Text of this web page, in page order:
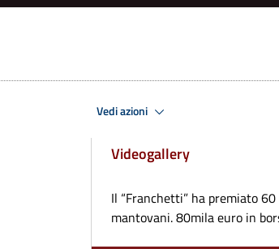
Vedi azioni
Videogallery
Il “Franchetti” ha premiato
mantovani. 80mila euro in